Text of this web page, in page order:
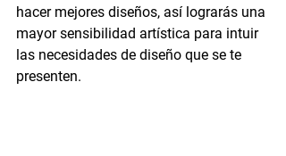
hacer mejores diseños, así lograrás una
mayor sensibilidad artística para intuir
las necesidades de diseño que se te
presenten.